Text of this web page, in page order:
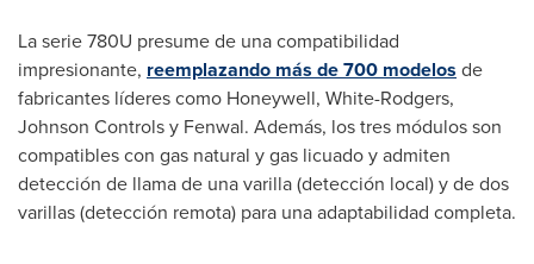
La serie 780U presume de una compatibilidad
impresionante, reemplazando más de 700 modelos de
fabricantes líderes como Honeywell, White-Rodgers,
Johnson Controls y Fenwal. Además, los tres módulos son
compatibles con gas natural y gas licuado y admiten
detección de llama de una varilla (detección local) y de dos
varillas (detección remota) para una adaptabilidad completa.